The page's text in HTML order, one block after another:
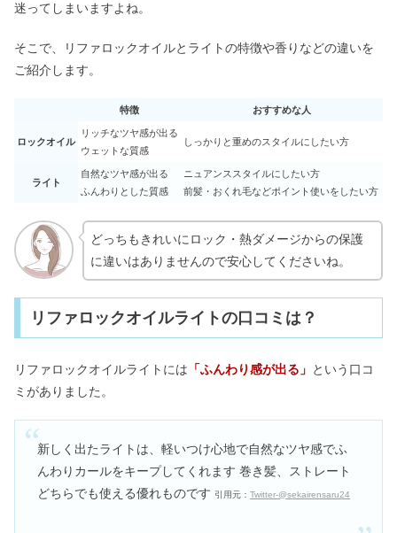
迷ってしまいますよね。
そこで、リファロックオイルとライトの特徴や香りなどの違いを
ご紹介します。
特徴 おすすめな人
ロックオイル
リッチなツヤ感が出る
ウェットな質感
しっかりと重めのスタイルにしたい方
ライト
自然なツヤ感が出る
ふんわりとした質感
ニュアンススタイルにしたい方
前髪・おくれ毛などポイント使いをしたい方
どっちもきれいにロック・熱ダメージからの保護
に違いはありませんので安心してくださいね。
リファロックオイルライトの口コミは？
リファロックオイルライトには 「ふんわり感が出る」 という口コ
ミがありました。
新しく出たライトは、軽いつけ心地で自然なツヤ感でふ
んわりカールをキープしてくれます 巻き髪、ストレート
どちらでも使える優れものです 引用元：Twitter-@sekairensaru24